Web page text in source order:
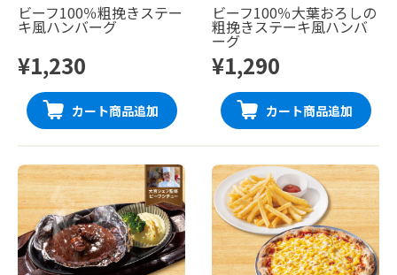
ビーフ100％粗挽きステー
キ風ハンバーグ
¥1,230
カート商品追加
ビーフ100％大葉おろしの
粗挽きステーキ風ハンバ
ーグ
¥1,290
カート商品追加